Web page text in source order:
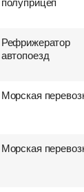
Рефрижератор
автопоезд
Морская
Морская